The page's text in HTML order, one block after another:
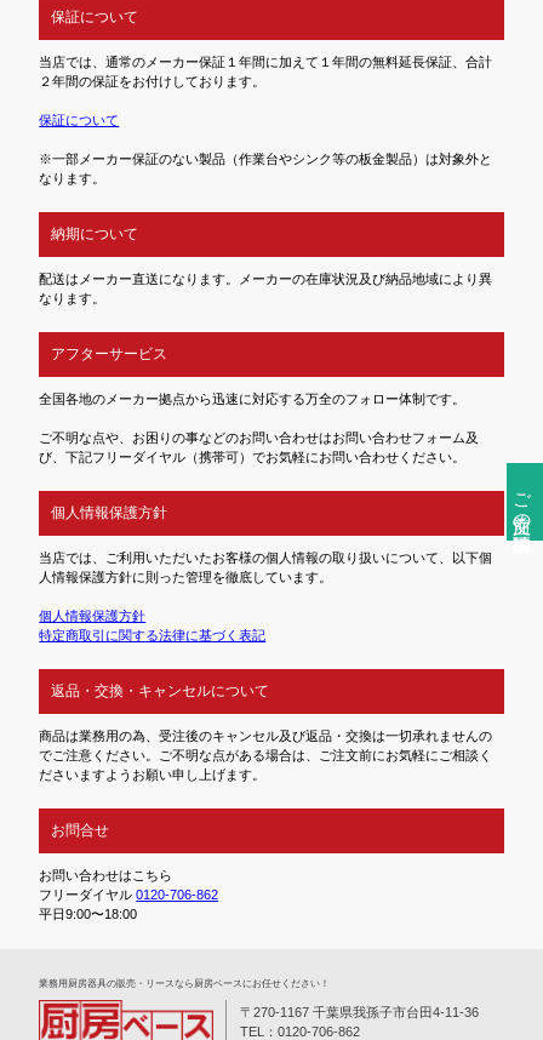
ご注文前の確認事項
保証について
当店では、通常のメーカー保証１年間に加えて１年間の無料延長保証、合計
２年間の保証をお付けしております。
保証について
※一部メーカー保証のない製品（作業台やシンク等の板金製品）は対象外と
なります。
納期について
配送はメーカー直送になります。メーカーの在庫状況及び納品地域により異
なります。
アフターサービス
全国各地のメーカー拠点から迅速に対応する万全のフォロー体制です。
ご不明な点や、お困りの事などのお問い合わせはお問い合わせフォーム及
び、下記フリーダイヤル（携帯可）でお気軽にお問い合わせください。
個人情報保護方針
当店では、ご利用いただいたお客様の個人情報の取り扱いについて、以下個
人情報保護方針に則った管理を徹底しています。
個人情報保護方針
特定商取引に関する法律に基づく表記
返品・交換・キャンセルについて
商品は業務用の為、受注後のキャンセル及び返品・交換は一切承れませんの
でご注意ください。ご不明な点がある場合は、ご注文前にお気軽にご相談く
ださいますようお願い申し上げます。
お問合せ
お問い合わせはこちら
フリーダイヤル0120-706-862
平日9:00〜18:00
業務⽤厨房器具の販売・リースなら厨房ベースにお任せください！
〒270-1167 千葉県我孫子市台田4-11-36
TEL：0120-706-862